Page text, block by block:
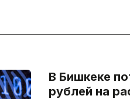
В Бишкеке
рублей на